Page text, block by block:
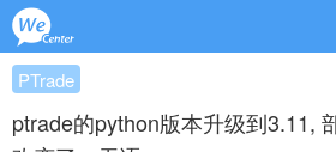
PTrade
ptrade的python版本升级到3.11,